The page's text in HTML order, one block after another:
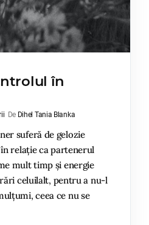
în
De Dihel Tania Blanka
suferă de gelozie
relație ca partenerul
mult timp și energie
celuilalt, pentru a nu-l
ceea ce nu se